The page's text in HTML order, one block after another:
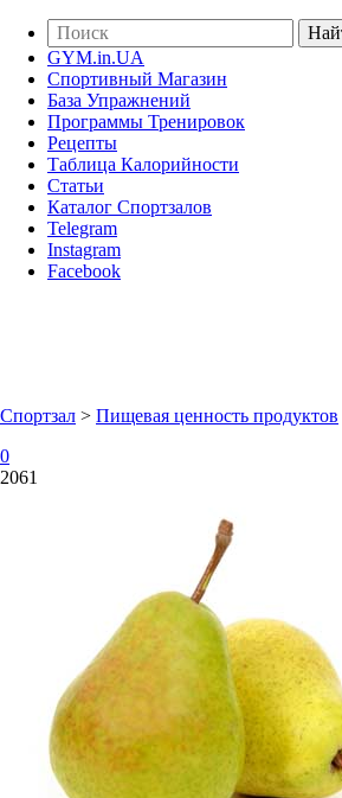
GYM.in.UA
Спортивный Магазин
База Упражнений
Программы Тренировок
Рецепты
Таблица Калорийности
Статьи
Каталог Спортзалов
Telegram
Instagram
Facebook
Спортзал > Пищевая ценность продуктов
0
2061